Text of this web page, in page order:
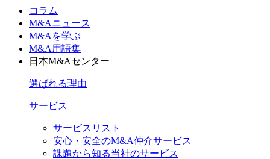
コラム
M&Aニュース
M&Aを学ぶ
M&A用語集
日本M&Aセンター
選ばれる理由
サービス
サービスリスト
安心・安全のM&A仲介サービス
課題から知る当社のサービス